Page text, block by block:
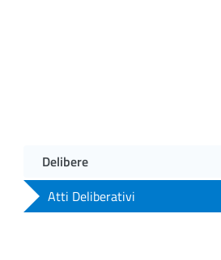
Delibere
Atti Deliberativi